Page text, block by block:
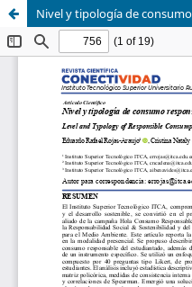
Nivel y tipología de